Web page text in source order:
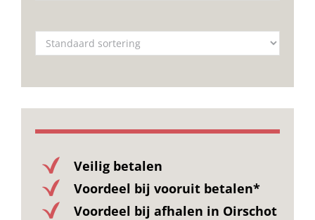
Veilig betalen
Voordeel bij vooruit betalen*
Voordeel bij afhalen in Oirschot